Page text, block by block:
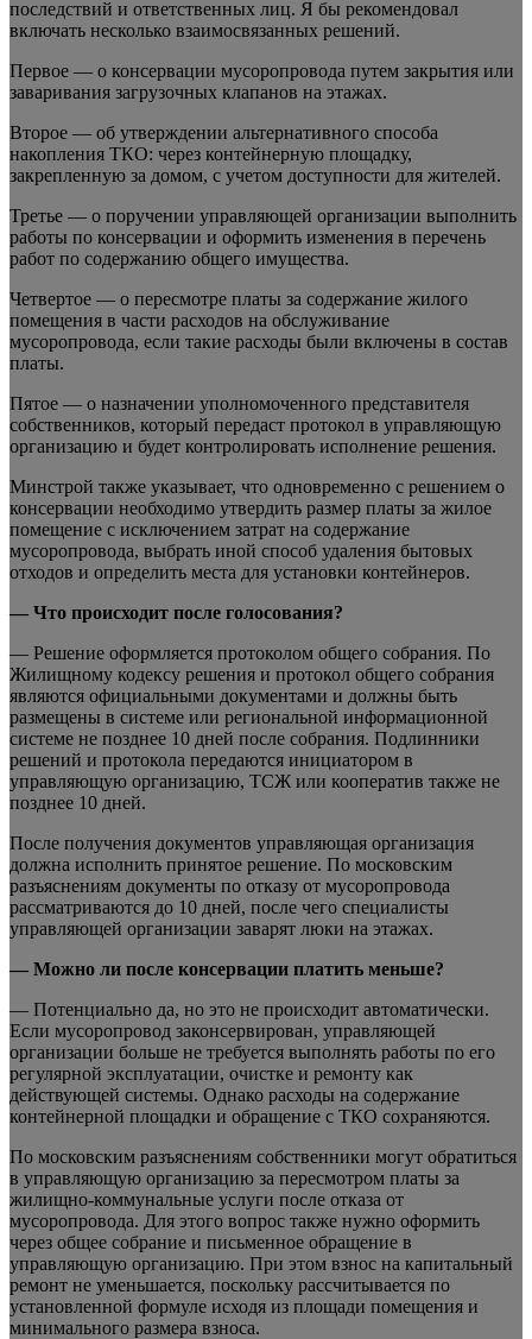
последствий и ответственных лиц. Я бы рекомендовал
включать несколько взаимосвязанных решений.
Первое — о консервации мусоропровода путем закрытия или
заваривания загрузочных клапанов на этажах.
Второе — об утверждении альтернативного способа
накопления ТКО: через контейнерную площадку,
закрепленную за домом, с учетом доступности для жителей.
Третье — о поручении управляющей организации выполнить
работы по консервации и оформить изменения в перечень
работ по содержанию общего имущества.
Четвертое — о пересмотре платы за содержание жилого
помещения в части расходов на обслуживание
мусоропровода, если такие расходы были включены в состав
платы.
Пятое — о назначении уполномоченного представителя
собственников, который передаст протокол в управляющую
организацию и будет контролировать исполнение решения.
Минстрой также указывает, что одновременно с решением о
консервации необходимо утвердить размер платы за жилое
помещение с исключением затрат на содержание
мусоропровода, выбрать иной способ удаления бытовых
отходов и определить места для установки контейнеров.
— Что происходит после голосования?
— Решение оформляется протоколом общего собрания. По
Жилищному кодексу решения и протокол общего собрания
являются официальными документами и должны быть
размещены в системе или региональной информационной
системе не позднее 10 дней после собрания. Подлинники
решений и протокола передаются инициатором в
управляющую организацию, ТСЖ или кооператив также не
позднее 10 дней.
После получения документов управляющая организация
должна исполнить принятое решение. По московским
разъяснениям документы по отказу от мусоропровода
рассматриваются до 10 дней, после чего специалисты
управляющей организации заварят люки на этажах.
— Можно ли после консервации платить меньше?
— Потенциально да, но это не происходит автоматически.
Если мусоропровод законсервирован, управляющей
организации больше не требуется выполнять работы по его
регулярной эксплуатации, очистке и ремонту как
действующей системы. Однако расходы на содержание
контейнерной площадки и обращение с ТКО сохраняются.
По московским разъяснениям собственники могут обратиться
в управляющую организацию за пересмотром платы за
жилищно-коммунальные услуги после отказа от
мусоропровода. Для этого вопрос также нужно оформить
через общее собрание и письменное обращение в
управляющую организацию. При этом взнос на капитальный
ремонт не уменьшается, поскольку рассчитывается по
установленной формуле исходя из площади помещения и
минимального размера взноса.